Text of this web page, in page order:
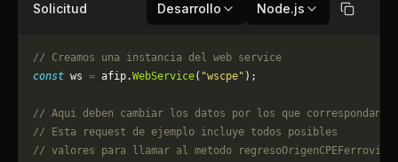
Solicitud Desarrollo Node.js Copiar
// Creamos una instancia del web service
const ws = afip.WebService( "wscpe" );
// Aqui deben cambiar los datos por los que correspondan.
// Esta request de ejemplo incluye todos posibles
// valores para llamar al metodo